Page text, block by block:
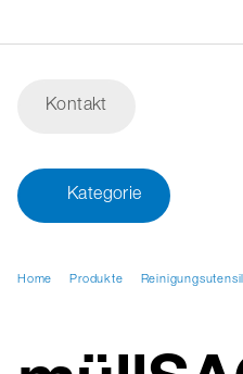
Kontakt
Kategorie
Home Produkte